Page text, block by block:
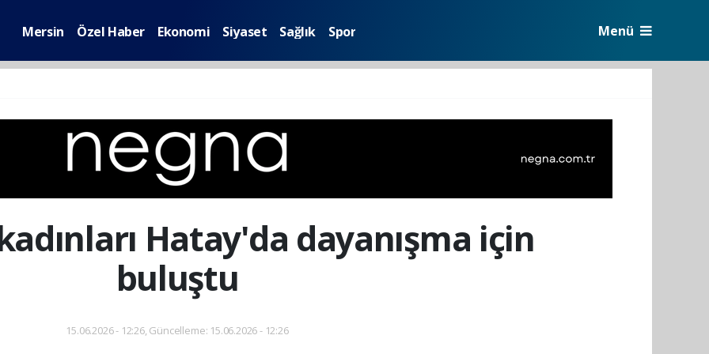
Mersin Özel Haber Ekonomi Siyaset Sağlık Spor Menü
Hatay'da dayanışma için
buluştu
15.06.2026 - 12:26, Güncelleme: 15.06.2026 - 12:26